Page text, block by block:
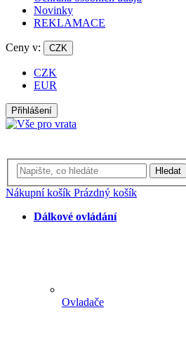
Novinky
REKLAMACE
Ceny v: CZK
CZK
EUR
Přihlášení
Hledat
Nákupní košík Prázdný košík
Dálkové ovládání
Ovladače